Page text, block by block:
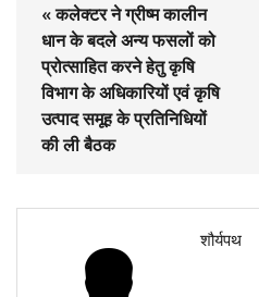
« कलेक्टर ने ग्रीष्म कालीन
धान के बदले अन्य फसलों को
प्रोत्साहित करने हेतु कृषि
विभाग के अधिकारियों एवं कृषि
उत्पाद समूह के प्रतिनिधियों
की ली बैठक
शौर्यपथ